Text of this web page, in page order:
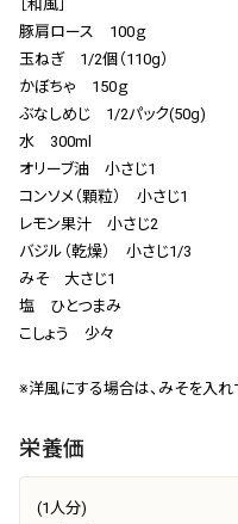
お問い合わせ
［和風］
豚肩ロース 100ｇ
玉ねぎ 1/2個（110g）
かぼちゃ 150ｇ
ぶなしめじ 1/2パック(50g)
水 300ml
オリーブ油 小さじ1
コンソメ（顆粒） 小さじ1
レモン果汁 小さじ2
バジル（乾燥） 小さじ1/3
みそ 大さじ1
塩 ひとつまみ
こしょう 少々
※洋風にする場合は、みそを入れ
栄養価
(1人分)